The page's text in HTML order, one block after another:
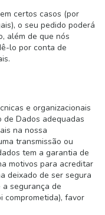
certos casos (por
o seu pedido poderá
além de que nós
lo por conta de
e organizacionais
de Dados adequadas
na nossa
transmissão ou
tem a garantia de
motivos para acreditar
deixado de ser segura
segurança de
comprometida), favor